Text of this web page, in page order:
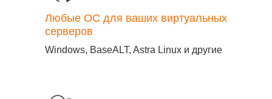
Windows, BaseALT, Astra Linux и другие
Любые ОС для ваших виртуальных
серверов